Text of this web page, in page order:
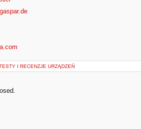
I RECENZJE URZĄDZEŃ